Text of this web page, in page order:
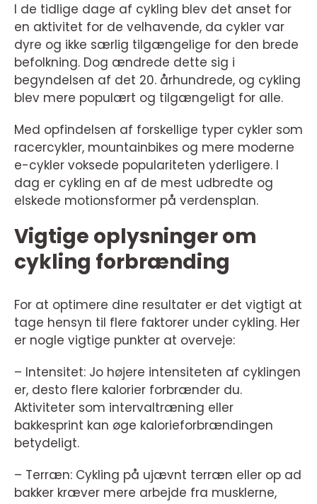
I de tidlige dage af cykling blev det anset for
en aktivitet for de velhavende, da cykler var
dyre og ikke særlig tilgængelige for den brede
befolkning. Dog ændrede dette sig i
begyndelsen af det 20. århundrede, og cykling
blev mere populært og tilgængeligt for alle.
Med opfindelsen af forskellige typer cykler som
racercykler, mountainbikes og mere moderne
e-cykler voksede populariteten yderligere. I
dag er cykling en af de mest udbredte og
elskede motionsformer på verdensplan.
Vigtige oplysninger om
cykling forbrænding
For at optimere dine resultater er det vigtigt at
tage hensyn til flere faktorer under cykling. Her
er nogle vigtige punkter at overveje:
– Intensitet: Jo højere intensiteten af cyklingen
er, desto flere kalorier forbrænder du.
Aktiviteter som intervaltræning eller
bakkesprint kan øge kalorieforbrændingen
betydeligt.
– Terræn: Cykling på ujævnt terræn eller op ad
bakker kræver mere arbejde fra musklerne,